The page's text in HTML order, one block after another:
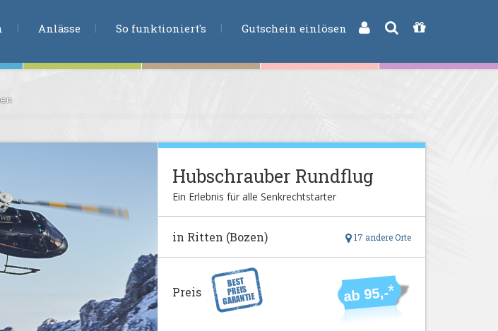
Anlässe So funktioniert's Gutschein einlösen
Hubschrauber Rundflug
Ein Erlebnis für alle Senkrechtstarter
17 andere Orte
in Ritten (Bozen)
ab 95,-*
Preis